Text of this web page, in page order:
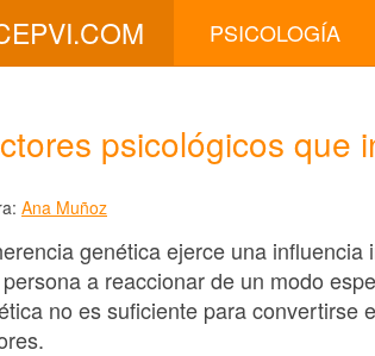
PSICOLOGÍA
psicológicos que
Ana Muñoz
genética ejerce una
a reaccionar de un modo
no es suficiente para convertirse